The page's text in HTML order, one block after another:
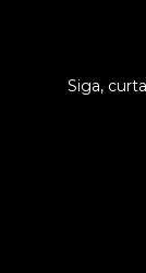
Siga,